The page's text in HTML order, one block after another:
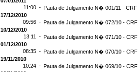
11:00 - Pauta de Julgamento N� 001/11 - CRF
17/12/2010
09:56 - Pauta de Julgamento N� 072/10 -
10/12/2010
13:11 - Pauta de Julgamento N� 071/10 -
01/12/2010
08:35 - Pauta de Julgamento N� 070/10 -
19/11/2010
10:24 - Pauta de Julgamento N� 069/10 - CRF